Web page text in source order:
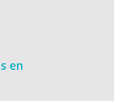
en